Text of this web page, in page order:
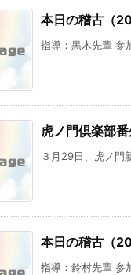
本日の稽古（
指導：黒木先輩 参
虎ノ門倶楽部
３月29日、虎ノ門
本日の稽古（
指導：鈴村先輩 参